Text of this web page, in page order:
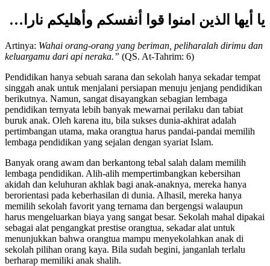
يا أيها الذين امنوا قوا أنفسكم وأهليكم نارا…
Artinya:Wahai orang-orang yang beriman, peliharalah dirimu dan
Pendidikan hanya sebuah sarana dan sekolah hanya sekadar tempat
singgah anak untuk menjalani persiapan menuju jenjang pendidikan
berikutnya. Namun, sangat disayangkan sebagian lembaga
pendidikan ternyata lebih banyak mewarnai perilaku dan tabiat
buruk anak. Oleh karena itu, bila sukses dunia-akhirat adalah
pertimbangan utama, maka orangtua harus pandai-pandai memilih
Banyak orang awam dan berkantong tebal salah dalam memilih
lembaga pendidikan. Alih-alih mempertimbangkan kebersihan
akidah dan keluhuran akhlak bagi anak-anaknya, mereka hanya
berorientasi pada keberhasilan di dunia. Alhasil, mereka hanya
memilih sekolah favorit yang ternama dan bergengsi walaupun
harus mengeluarkan biaya yang sangat besar. Sekolah mahal dipakai
sebagai alat pengangkat prestise orangtua, sekadar alat untuk
menunjukkan bahwa orangtua mampu menyekolahkan anak di
sekolah pilihan orang kaya. Bila sudah begini, janganlah terlalu